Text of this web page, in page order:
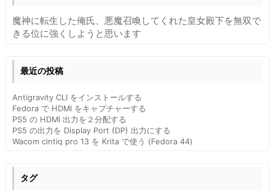
魔神に転生した俺氏、悪魔召喚してくれた皇女殿下を無双で
きる位に強くしようと思います
最近の投稿
Antigravity CLI をインストールする
Fedora で HDMI をキャプチャーする
PS5 の HDMI 出力を２分配する
PS5 の出力を Display Port (DP) 出力にする
Wacom cintiq pro 13 を Krita で使う (Fedora 44)
タグ